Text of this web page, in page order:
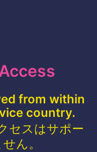
from within
country.
セスはサポー
ん。